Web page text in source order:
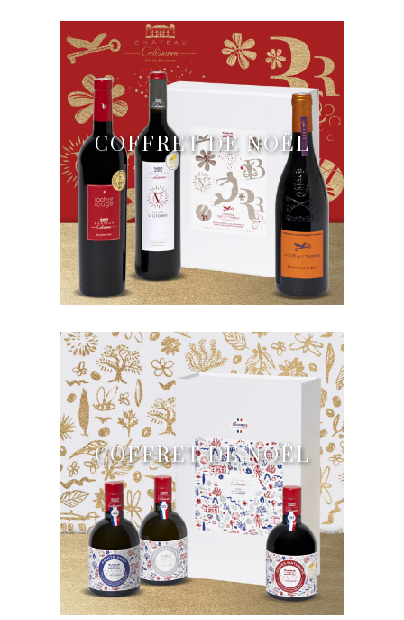
COFFRET DE NOËL
COFFRET DE NOËL